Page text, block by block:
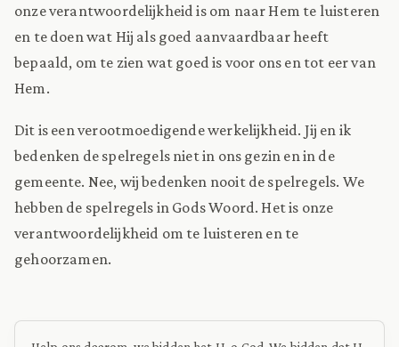
onze verantwoordelijkheid is om naar Hem te luisteren
en te doen wat Hij als goed aanvaardbaar heeft
bepaald, om te zien wat goed is voor ons en tot eer van
Hem.
Dit is een verootmoedigende werkelijkheid. Jij en ik
bedenken de spelregels niet in ons gezin en in de
gemeente. Nee, wij bedenken nooit de spelregels. We
hebben de spelregels in Gods Woord. Het is onze
verantwoordelijkheid om te luisteren en te
gehoorzamen.